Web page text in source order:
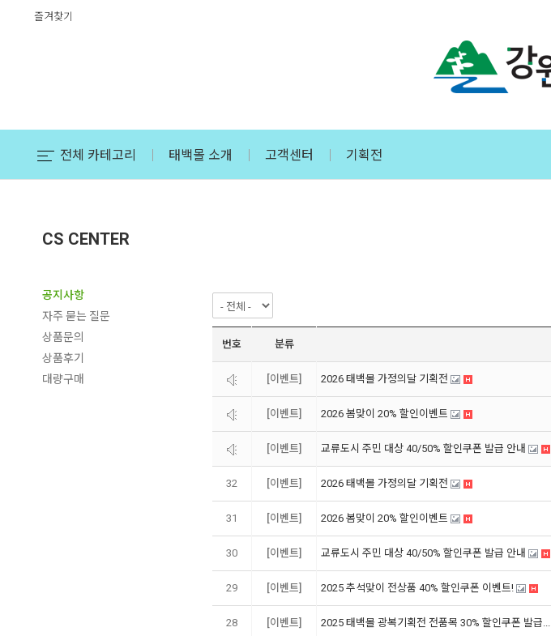
즐겨찾기
전체 카테고리 태백몰 소개 고객센터 기획전
CS CENTER
공지사항
자주 묻는 질문
상품문의
상품후기
대량구매
번호 분류
[이벤트] 2026 태백몰 가정의달 기획전
[이벤트] 2026 봄맞이 20% 할인이벤트
[이벤트] 교류도시 주민 대상 40/50% 할인쿠폰 발급 안내
32 [이벤트] 2026 태백몰 가정의달 기획전
31 [이벤트] 2026 봄맞이 20% 할인이벤트
30 [이벤트] 교류도시 주민 대상 40/50% 할인쿠폰 발급 안내
29 [이벤트] 2025 추석맞이 전상품 40% 할인쿠폰 이벤트!
28 [이벤트] 2025 태백몰 광복기획전 전품목 30% 할인쿠폰 발급...